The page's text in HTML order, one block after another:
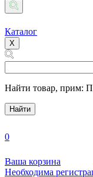
Каталог
X
Найти товар, прим:
Найти
0
Ваша корзина
Необходима